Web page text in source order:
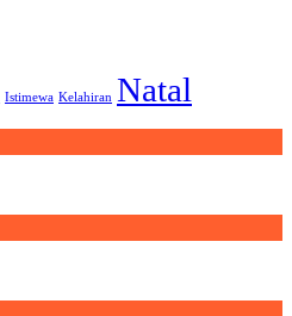
Istimewa Kelahiran Natal